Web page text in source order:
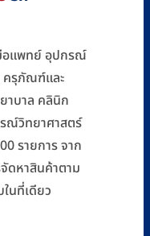
อแพทย์ อุปกรณ์
รุภัณฑ์และ
าบาล คลินิก
ณ์วิทยาศาสตร์
รายการ จาก
ดหาสินค้าตาม
นที่เดียว